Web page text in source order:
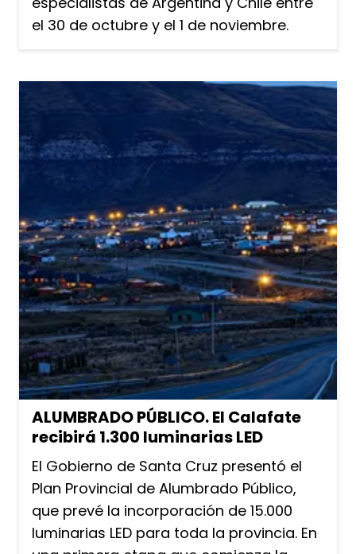
el 30 de octubre y el 1 de noviembre.
ALUMBRADO PÚBLICO. El Calafate
recibirá 1.300 luminarias LED
El Gobierno de Santa Cruz presentó el
Plan Provincial de Alumbrado Público,
que prevé la incorporación de 15.000
luminarias LED para toda la provincia. En